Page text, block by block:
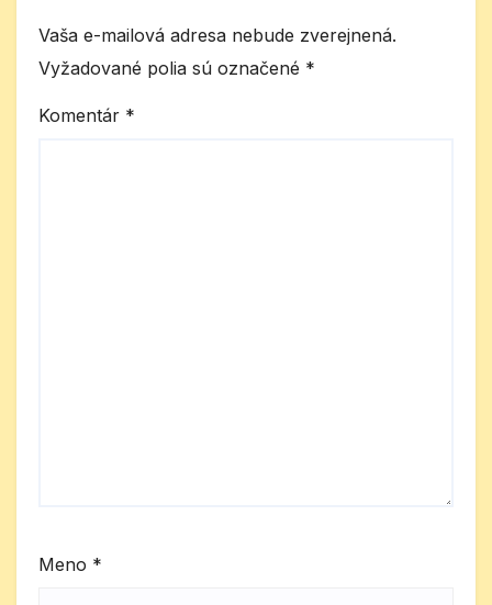
Vaša e-mailová adresa nebude zverejnená.
Vyžadované polia sú označené *
Komentár *
Meno *